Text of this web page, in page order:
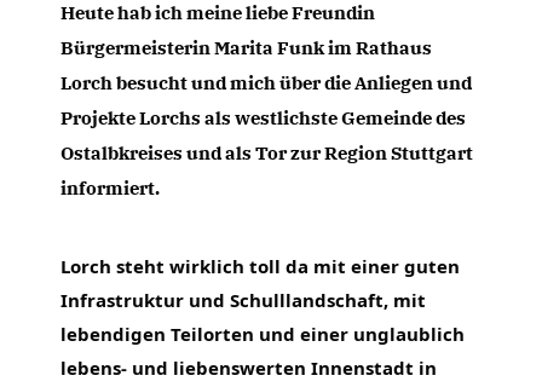
Heute hab ich meine liebe Freundin
Bürgermeisterin Marita Funk im Rathaus
Lorch besucht und mich über die Anliegen und
Projekte Lorchs als westlichste Gemeinde des
Ostalbkreises und als Tor zur Region Stuttgart
informiert.
Lorch steht wirklich toll da mit einer guten
Infrastruktur und Schulllandschaft, mit
lebendigen Teilorten und einer unglaublich
lebens- und liebenswerten Innenstadt in